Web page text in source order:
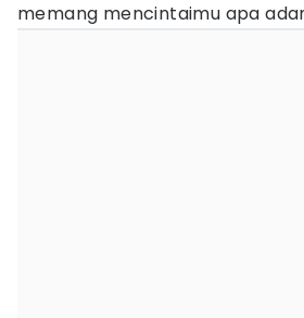
memang mencintaimu apa